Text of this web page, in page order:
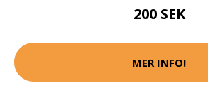
200 SEK
MER INFO!